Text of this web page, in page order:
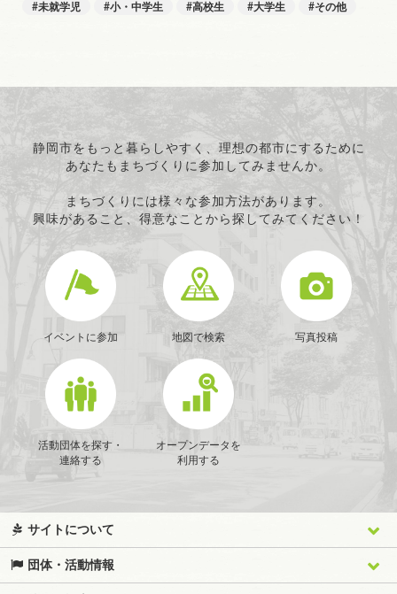
未就学児
小・中学生 高校生 大学生 その他
静岡市をもっと暮らしやすく、理想の都市にするために
あなたもまちづくりに参加してみませんか。
まちづくりには様々な参加方法があります。
興味があること、得意なことから探してみてください！
イベントに参加 地図で検索 写真投稿
活動団体を探す・
連絡する
オープンデータを
利用する
サイトについて
団体・活動情報